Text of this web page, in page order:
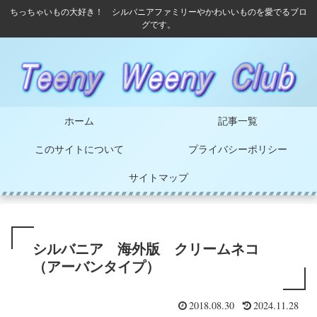
ちっちゃいもの大好き！ シルバニアファミリーやかわいいものを愛でるブロ
グです。
ホーム 記事一覧
このサイトについて プライバシーポリシー
サイトマップ
シルバニア 海外版 クリームネコ
（アーバンタイプ）
2018.08.30 2024.11.28